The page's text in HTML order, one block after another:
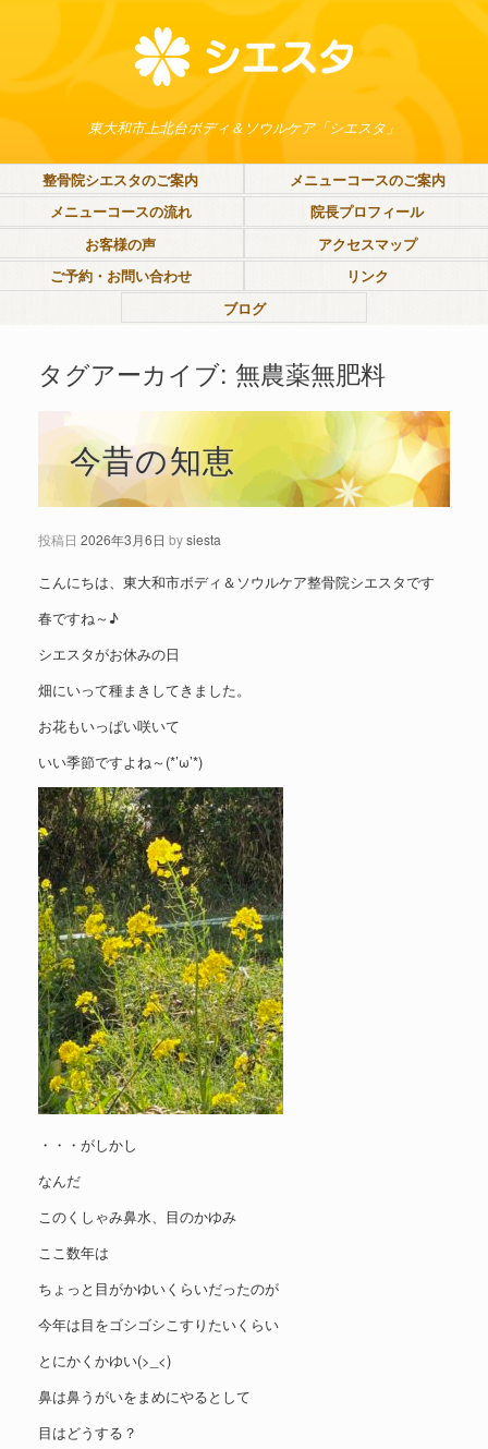
東大和市上北台ボディ＆ソウルケア「シエスタ」
整骨院シエスタのご案内
メニューコースのご案内
メニューコースの流れ
院長プロフィール
お客様の声
アクセスマップ
ご予約・お問い合わせ
リンク
ブログ
タグアーカイブ: 無農薬無肥料
今昔の知恵
投稿日 2026年3月6日 bysiesta
こんにちは、東大和市ボディ＆ソウルケア整骨院シエスタです
春ですね～♪
シエスタがお休みの日
畑にいって種まきしてきました。
お花もいっぱい咲いて
いい季節ですよね～(*’ω’*)
・・・がしかし
なんだ
このくしゃみ鼻水、目のかゆみ
ここ数年は
ちょっと目がかゆいくらいだったのが
今年は目をゴシゴシこすりたいくらい
とにかくかゆい(>_<)
鼻は鼻うがいをまめにやるとして
目はどうする？